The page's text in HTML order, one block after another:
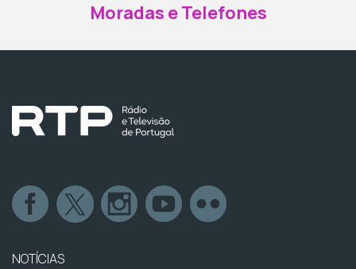
Moradas e Telefones
NOTÍCIAS